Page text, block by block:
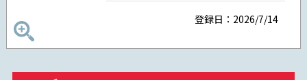
登録日：2026/7/14